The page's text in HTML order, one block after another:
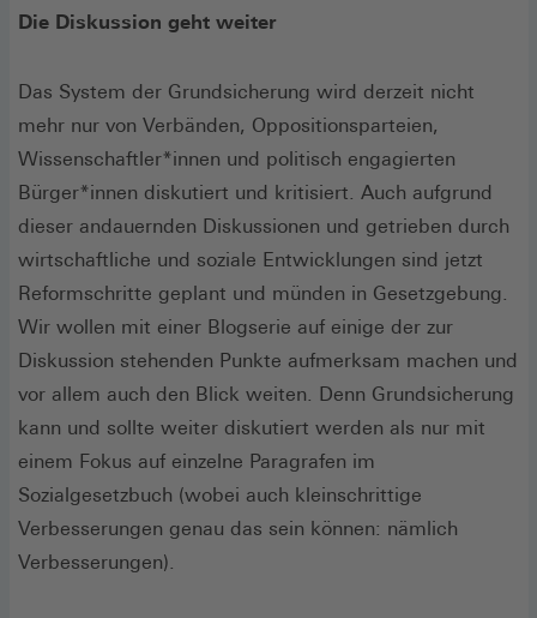
Die Diskussion geht weiter
Das System der Grundsicherung wird derzeit nicht
mehr nur von Verbänden, Oppositionsparteien,
Wissenschaftler*innen und politisch engagierten
Bürger*innen diskutiert und kritisiert. Auch aufgrund
dieser andauernden Diskussionen und getrieben durch
wirtschaftliche und soziale Entwicklungen sind jetzt
Reformschritte geplant und münden in Gesetzgebung.
Wir wollen mit einer Blogserie auf einige der zur
Diskussion stehenden Punkte aufmerksam machen und
vor allem auch den Blick weiten. Denn Grundsicherung
kann und sollte weiter diskutiert werden als nur mit
einem Fokus auf einzelne Paragrafen im
Sozialgesetzbuch (wobei auch kleinschrittige
Verbesserungen genau das sein können: nämlich
Verbesserungen).